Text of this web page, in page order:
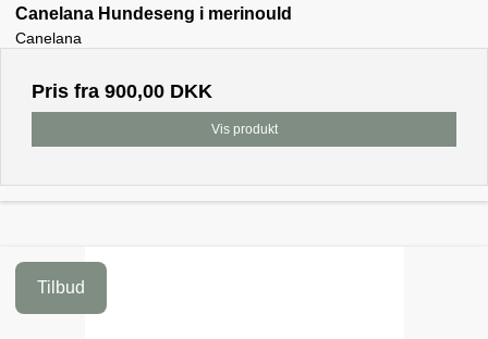
Canelana Hundeseng i merinould
Canelana
Pris fra 900,00 DKK
Vis produkt
Tilbud